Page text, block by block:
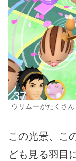
ウリムーがたくさん
この光景、こ
ども見る羽目